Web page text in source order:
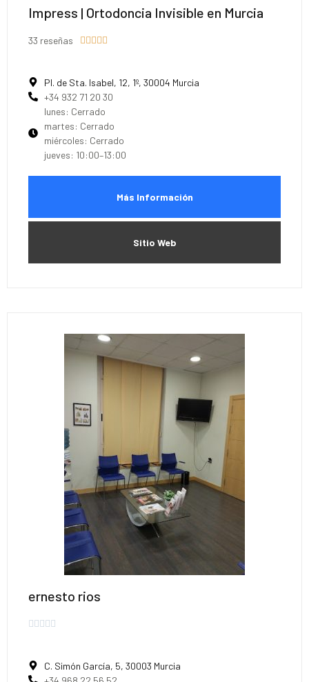
Impress | Ortodoncia Invisible en Murcia
33 reseñas     
Pl. de Sta. Isabel, 12, 1º, 30004 Murcia
+34 932 71 20 30
lunes: Cerrado
martes: Cerrado
miércoles: Cerrado
jueves: 10:00–13:00
Más Información
Sitio Web
ernesto rios
    
C. Simón García, 5, 30003 Murcia